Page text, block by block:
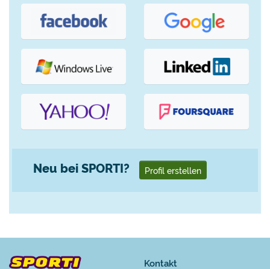
Neu bei SPORTI? Profil erstellen
Kontakt